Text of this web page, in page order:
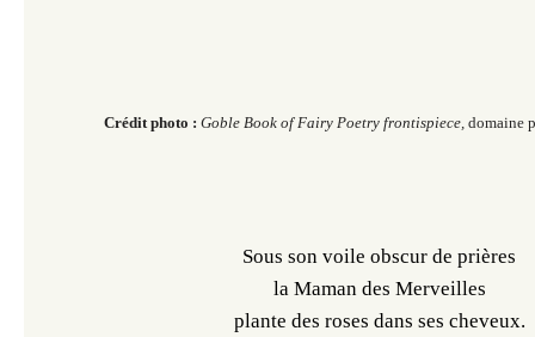
Crédit photo : Goble Book of Fairy Poetry frontispiece, domaine
Sous son voile obscur de prières
la Maman des Merveilles
plante des roses dans ses cheveux.